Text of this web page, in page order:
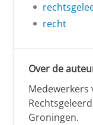
recht
Over de
Medewerkers
Groningen.